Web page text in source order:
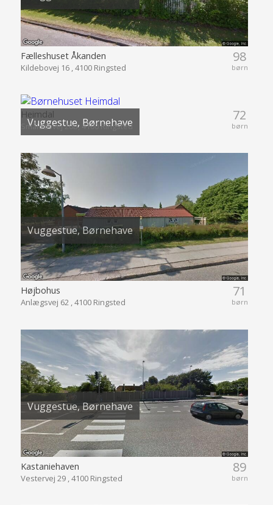
98
børn
Fælleshuset Åkanden
Kildebovej 16 , 4100 Ringsted
Vuggestue, Børnehave 72
børn
Heimdal
Smålodsvej 20B, 4100 Ringsted
Vuggestue, Børnehave
71
børn
Højbohus
Anlægsvej 62 , 4100 Ringsted
Vuggestue, Børnehave
89
børn
Kastaniehaven
Vestervej 29 , 4100 Ringsted